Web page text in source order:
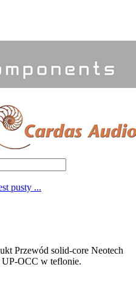
pusty ...
Przewód solid-core Neotech
OCC w teflonie.